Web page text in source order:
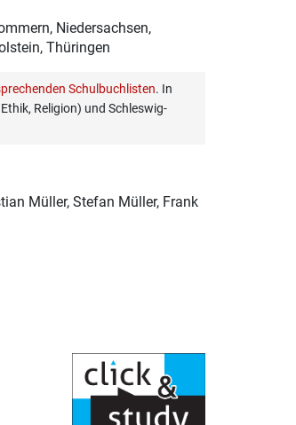
Niedersachsen,
Thüringen
Schulbuchlisten. In
Religion) und Schleswig-
Müller, Stefan Müller, Frank